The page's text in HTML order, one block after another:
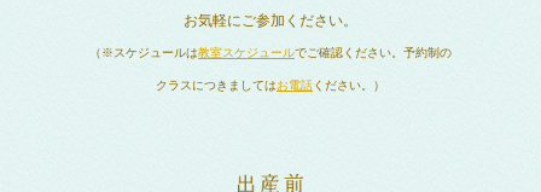
お気軽にご参加ください。
（※スケジュールは教室スケジュールでご確認ください。予約制の
クラスにつきましてはお電話ください。）